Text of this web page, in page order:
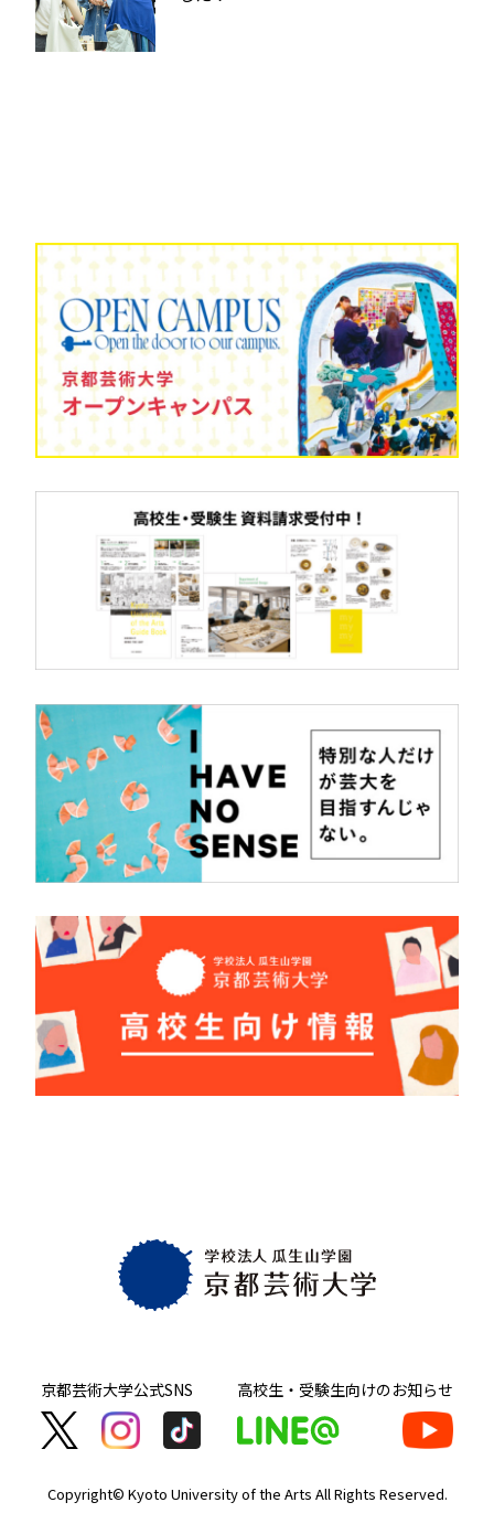
京都芸術大学公式SNS 高校生・受験生向けのお知らせ
Copyright© Kyoto University of the Arts All Rights Reserved.